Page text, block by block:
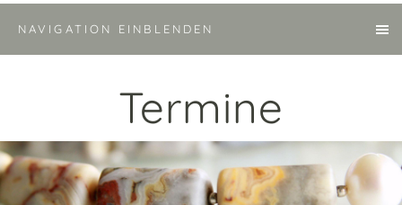
NAVIGATION EINBLENDEN
Termine